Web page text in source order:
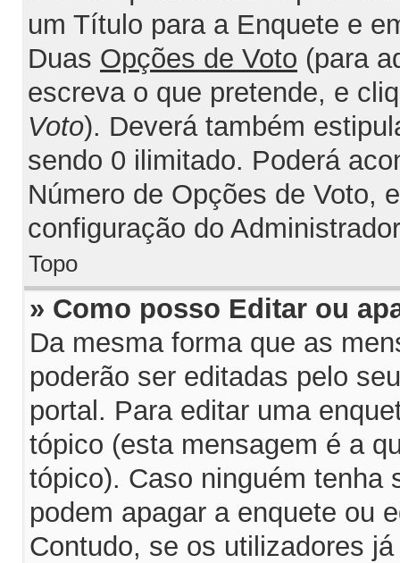
um Título para a Enquete e
Duas Opções de Voto (para
escreva o que pretende, e
Voto). Deverá também
sendo 0 ilimitado. Poderá
Número de Opções de Voto,
configuração do
Topo
» Como posso Editar ou
Da mesma forma que as
poderão ser editadas pelo
portal. Para editar uma
tópico (esta mensagem é a
tópico). Caso ninguém tenha
podem apagar a enquete ou
Contudo, se os utilizadores